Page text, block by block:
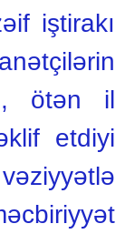
iştirakı
ötən il
etdiyi